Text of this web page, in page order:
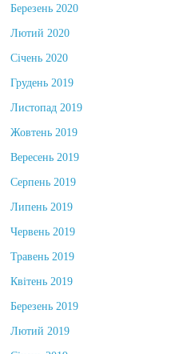
Березень 2020
Лютий 2020
Січень 2020
Грудень 2019
Листопад 2019
Жовтень 2019
Вересень 2019
Серпень 2019
Липень 2019
Червень 2019
Травень 2019
Квітень 2019
Березень 2019
Лютий 2019